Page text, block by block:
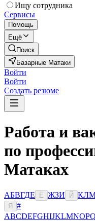
Ищу сотрудника
Сервисы
Помощь
Ещё
Поиск
Базарные Матаки
Войти
Войти
Создать резюме
Работа и
по
Матаках
АБВГДЕ Ё ЖЗИ Й КЛ
Я
#
ABCDEFGHIJKLMNOPQ